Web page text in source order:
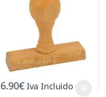
6.90€ Iva Incluido